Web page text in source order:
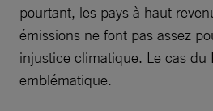
pourtant, les pays à haut
émissions ne font pas assez
injustice climatique. Le cas du
emblématique.